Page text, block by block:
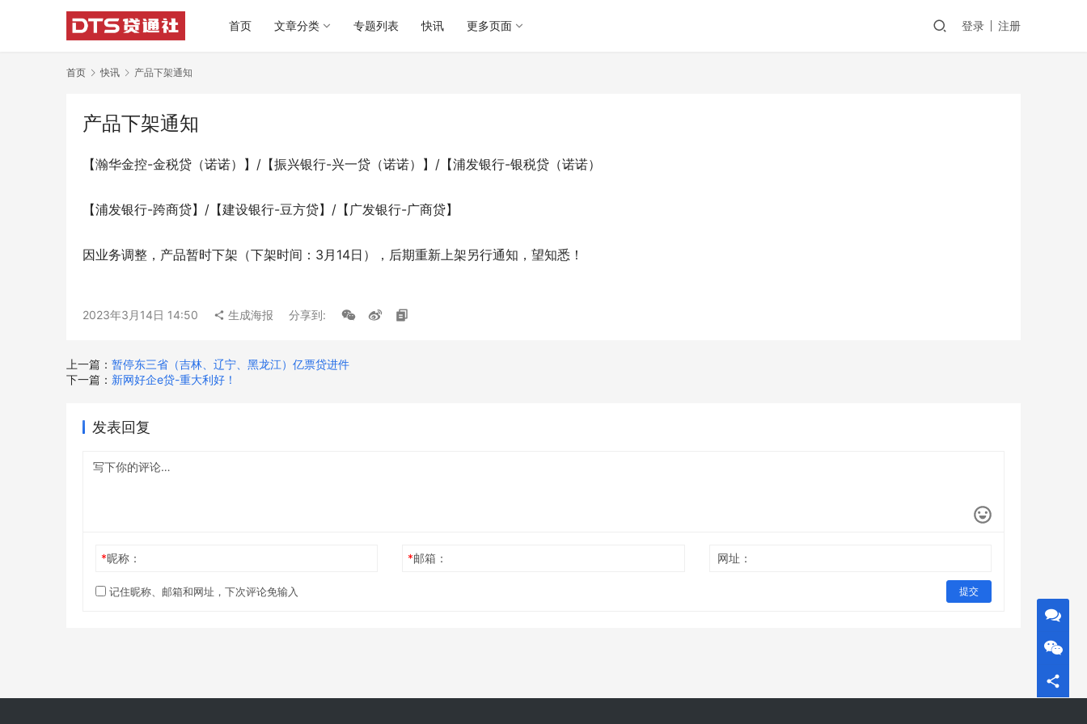
首页 文章分类 专题列表 快讯 更多页面 登录 注册
首页 快讯 产品下架通知
产品下架通知
【瀚华金控-金税贷（诺诺）】/【振兴银行-兴一贷（诺诺）】/【浦发银行-银税贷（诺诺）
【浦发银行-跨商贷】/【建设银行-豆方贷】/【广发银行-广商贷】
因业务调整，产品暂时下架（下架时间：3月14日），后期重新上架另行通知，望知悉！
2023年3月14日 14:50 生成海报 分享到:
上一篇： 暂停东三省（吉林、辽宁、黑龙江）亿票贷进件
下一篇： 新网好企e贷-重大利好！
发表回复
*昵称： *邮箱： 网址：
记住昵称、邮箱和网址，下次评论免输入 提交